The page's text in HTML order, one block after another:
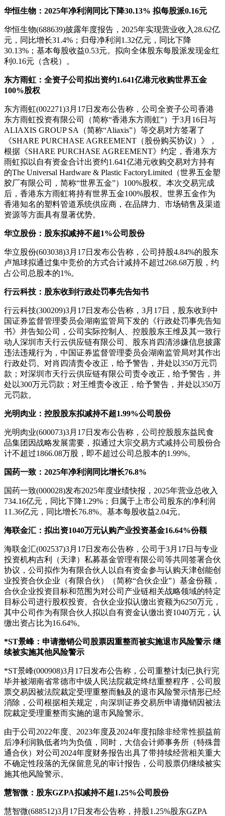
华恒生物：2025年净利润同比下降30.13% 拟每股派0.16元
华恒生物(688639)披露年度报告，2025年实现营业收入28.62亿
元，同比增长31.4%；归母净利润1.32亿元，同比下降
30.13%；基本每股收益0.53元。拟向全体股东每股派发现金红
利0.16元（含税）。
东方雨虹：全资子公司拟出资约1.641亿港元收购世界五金
100%股权
东方雨虹(002271)3月17日发布公告称，公司全资子公司香港
东方雨虹投资有限公司（简称“香港东方雨虹”）于3月16日与
ALIAXIS GROUP SA（简称“Aliaxis”）等交易对方签署了
《SHARE PURCHASE AGREEMENT（股份购买协议）》，
根据《SHARE PURCHASE AGREEMENT》约定，香港东方
雨虹拟以自有资金合计出资约1.641亿港元收购交易对方持有
的The Universal Hardware & Plastic FactoryLimited（世界五金塑
胶厂有限公司，简称“世界五金”）100%股权。本次交易完成
后，香港东方雨虹将持有世界五金100%股权。世界五金作为
香港知名的塑料管道系统供应商，在品牌力、市场销售及渠道
资源等方面具有显著优势。
华立股份：股东拟减持不超1%公司股份
华立股份(603038)3月17日发布公告称，公司持股4.84%的股东
卢旭球拟通过集中竞价的方式合计减持不超过268.68万股，约
占公司总股本的1%。
行云科技：股东收到行政处罚事先告知书
行云科技(300209)3月17日发布公告称，3月17日，股东收到中
国证券监督管理委员会湖南监管局下发的《行政处罚事先告知
书》并告知公司，公司实际控制人、控股股东王维及其一致行
动人深圳市天行云供应链有限公司、股东肖四清涉嫌信息披露
违法违规行为，中国证券监督管理委员会湖南监管局对其作出
行政处罚。对肖四清责令改正，给予警告，并处以350万元罚
款；对深圳市天行云供应链有限公司责令改正，给予警告，并
处以300万元罚款；对王维责令改正，给予警告，并处以350万
元罚款。
光明肉业：控股股东拟减持不超1.99%公司股份
光明肉业(600073)3月17日发布公告称，公司控股股东益民食
品集团因战略发展需要，拟通过大宗交易方式减持公司股份合
计不超过1866.08万股，即不超过公司总股本的1.99%。
国药一致：2025年净利润同比增长76.8%
国药一致(000028)发布2025年度业绩快报，2025年营业总收入
734.16亿元，同比下降1.29%；归属于上市公司股东的净利润
11.36亿元，同比增长76.8%。基本每股收益2.04元。
海联金汇：拟出资1040万元认购产业投资基金16.64%份额
海联金汇(002537)3月17日发布公告称，公司于3月17日与专业
投资机构吉利（天津）私募基金管理有限公司等共同签署合伙
协议，公司拟作为有限合伙人以自有资金参与认购天津创能创
业投资合伙企业（有限合伙）（简称“合伙企业”）基金份额，
合伙企业投资目标和范围为对公司产业链相关战略领域的特定
目标公司进行股权投资。合伙企业拟认缴出资额为6250万元，
其中公司作为有限合伙人拟以自有资金认缴出资1040万元，认
缴出资占比为16.64%。
*ST景峰：申请撤销公司股票因重整而被实施退市风险警示 继
续被实施其他风险警示
*ST景峰(000908)3月17日发布公告称，公司重整计划已执行完
毕并被湖南省常德市中级人民法院裁定终结重整程序，公司股
票交易因被法院裁定受理重整而触及的退市风险警示情形已经
消除，公司根据相关规定，向深圳证券交易所申请撤销因被法
院裁定受理重整而实施的退市风险警示。
由于公司2022年度、2023年度及2024年度扣除非经常性损益前
后净利润孰低者均为负值，同时，大信会计师事务所（特殊普
通合伙）对公司2024年度财务报告出具了带持续经营相关重大
不确定性段落的无保留意见的审计报告，公司股票仍继续被实
施其他风险警示。
慧智微：股东GZPA拟减持不超1.25%公司股份
慧智微(688512)3月17日发布公告称，持股1.25%股东GZPA